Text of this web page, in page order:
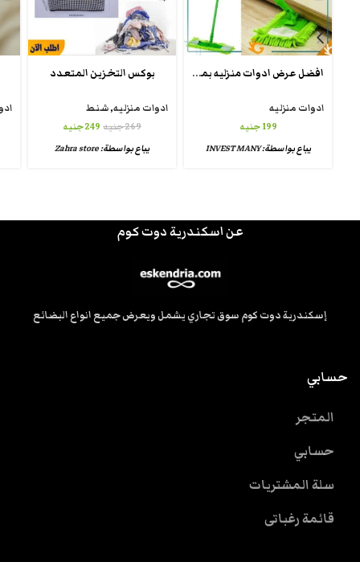
افضل عرض ادوات منزليه بمصر 🇪🇬
ادوات منزليه
199 جنيه
يباع بواسطة:INVEST MANY
بوكس التخزين المتعدد
ادوات منزليه,شنط
269جنيه 249جنيه
يباع بواسطة:Zahra store
عن اسكندرية دوت كوم
إسكندرية دوت كوم سوق تجاري يشمل ويعرض جميع انواع البضائع
حسابي
المتجر
حسابي
سلة المشتريات
قائمة رغباتى